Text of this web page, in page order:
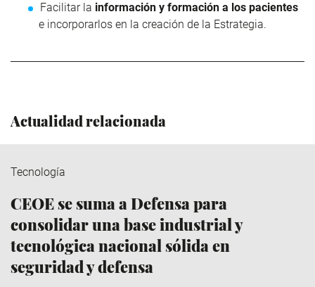
Facilitar la información y formación a los pacientes
e incorporarlos en la creación de la Estrategia.
Actualidad relacionada
Tecnología
CEOE se suma a Defensa para
consolidar una base industrial y
tecnológica nacional sólida en
seguridad y defensa